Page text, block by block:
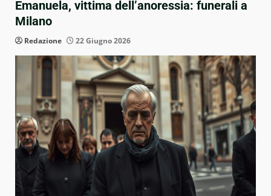
Emanuela, vittima dell’anoressia: funerali a
Milano
Redazione 22 Giugno 2026